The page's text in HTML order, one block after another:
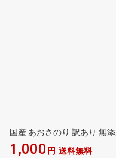
国産 あおさのり 訳あり 無
1,000 円 送料無料